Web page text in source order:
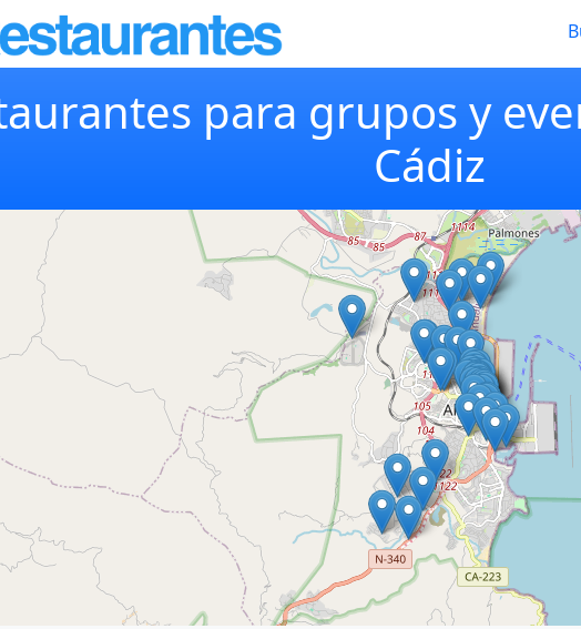
para grupos y
Cádiz